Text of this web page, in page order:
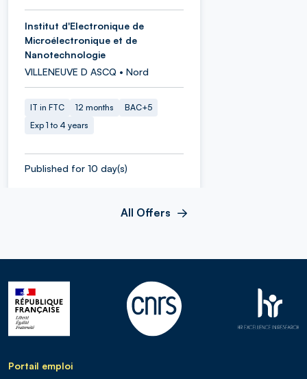
Institut d'Electronique de
Microélectronique et de
Nanotechnologie
VILLENEUVE D ASCQ • Nord
IT in FTC 12 months
BAC+5
Exp 1 to 4 years
Published for 10 day(s)
All Offers
Portail emploi